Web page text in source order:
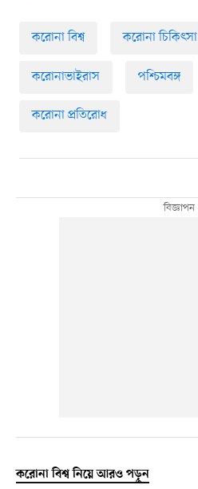
করোনা বিশ্ব করোনা চিকিৎসা
করোনাভাইরাস পশ্চিমবঙ্গ
করোনা প্রতিরোধ
করোনা বিশ্ব নিয়ে আরও পড়ুন